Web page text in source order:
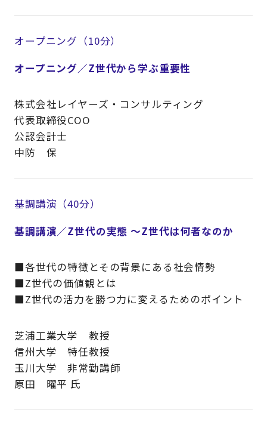
オープニング（10分）
オープニング／Z世代から学ぶ重要性
株式会社レイヤーズ・コンサルティング
代表取締役COO
公認会計士
中防 保
基調講演（40分）
基調講演／Z世代の実態 ～Z世代は何者なのか
■各世代の特徴とその背景にある社会情勢
■Z世代の価値観とは
■Z世代の活力を勝つ力に変えるためのポイント
芝浦工業大学 教授
信州大学 特任教授
玉川大学 非常勤講師
原田 曜平 氏